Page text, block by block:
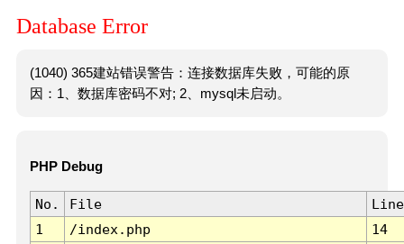
Database Error
(1040) 365建站错误警告：连接数据库失败，可能的原
因：1、数据库密码不对; 2、mysql未启动。
PHP Debug
No. File
Line
1
/index.php 14